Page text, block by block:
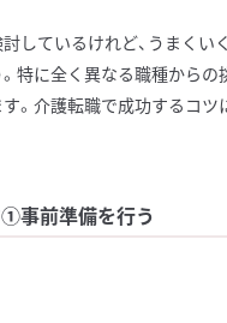
しているけれど、うまくい
特に全く異なる職種からの
。介護転職で成功するコツ
事前準備を行う